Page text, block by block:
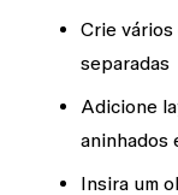
Crie
separadas
Adicione
aninhados
Insira um